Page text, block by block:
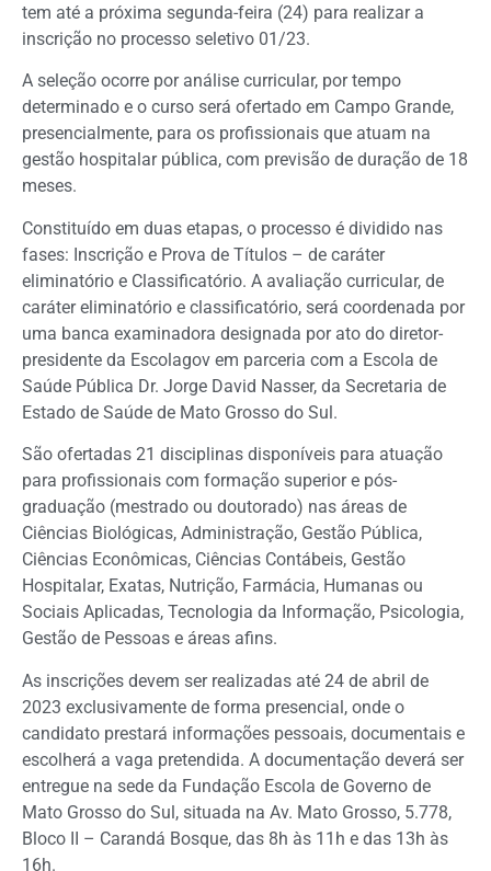
tem até a próxima segunda-feira (24) para realizar a
inscrição no processo seletivo 01/23.
A seleção ocorre por análise curricular, por tempo
determinado e o curso será ofertado em Campo Grande,
presencialmente, para os profissionais que atuam na
gestão hospitalar pública, com previsão de duração de 18
meses.
Constituído em duas etapas, o processo é dividido nas
fases: Inscrição e Prova de Títulos – de caráter
eliminatório e Classificatório. A avaliação curricular, de
caráter eliminatório e classificatório, será coordenada por
uma banca examinadora designada por ato do diretor-
presidente da Escolagov em parceria com a Escola de
Saúde Pública Dr. Jorge David Nasser, da Secretaria de
Estado de Saúde de Mato Grosso do Sul.
São ofertadas 21 disciplinas disponíveis para atuação
para profissionais com formação superior e pós-
graduação (mestrado ou doutorado) nas áreas de
Ciências Biológicas, Administração, Gestão Pública,
Ciências Econômicas, Ciências Contábeis, Gestão
Hospitalar, Exatas, Nutrição, Farmácia, Humanas ou
Sociais Aplicadas, Tecnologia da Informação, Psicologia,
Gestão de Pessoas e áreas afins.
As inscrições devem ser realizadas até 24 de abril de
2023 exclusivamente de forma presencial, onde o
candidato prestará informações pessoais, documentais e
escolherá a vaga pretendida. A documentação deverá ser
entregue na sede da Fundação Escola de Governo de
Mato Grosso do Sul, situada na Av. Mato Grosso, 5.778,
Bloco II – Carandá Bosque, das 8h às 11h e das 13h às
16h.